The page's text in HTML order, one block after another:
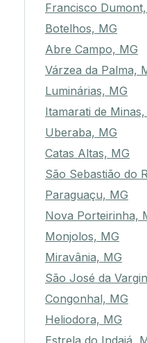
Francisco
Botelhos, MG
Abre Campo, MG
Várzea da Palma,
Luminárias, MG
Itamarati de
Uberaba, MG
Catas Altas, MG
São Sebastião do
Paraguaçu, MG
Nova Porteirinha,
Monjolos, MG
Miravânia, MG
São José da
Congonhal, MG
Heliodora, MG